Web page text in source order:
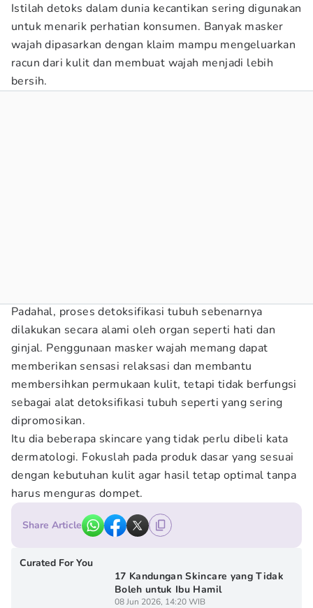
Istilah detoks dalam dunia kecantikan sering digunakan
untuk menarik perhatian konsumen. Banyak masker
wajah dipasarkan dengan klaim mampu mengeluarkan
racun dari kulit dan membuat wajah menjadi lebih
bersih.
Padahal, proses detoksifikasi tubuh sebenarnya
dilakukan secara alami oleh organ seperti hati dan
ginjal. Penggunaan masker wajah memang dapat
memberikan sensasi relaksasi dan membantu
membersihkan permukaan kulit, tetapi tidak berfungsi
sebagai alat detoksifikasi tubuh seperti yang sering
dipromosikan.
Itu dia beberapa skincare yang tidak perlu dibeli kata
dermatologi. Fokuslah pada produk dasar yang sesuai
dengan kebutuhan kulit agar hasil tetap optimal tanpa
harus menguras dompet.
Share Article
Curated For You
17 Kandungan Skincare yang Tidak
Boleh untuk Ibu Hamil
08 Jun 2026, 14:20 WIB